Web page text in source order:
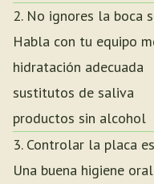
2. No ignores la boca
Habla con tu equipo
hidratación adecuada
sustitutos de saliva
productos sin alcohol
3. Controlar la placa
Una buena higiene